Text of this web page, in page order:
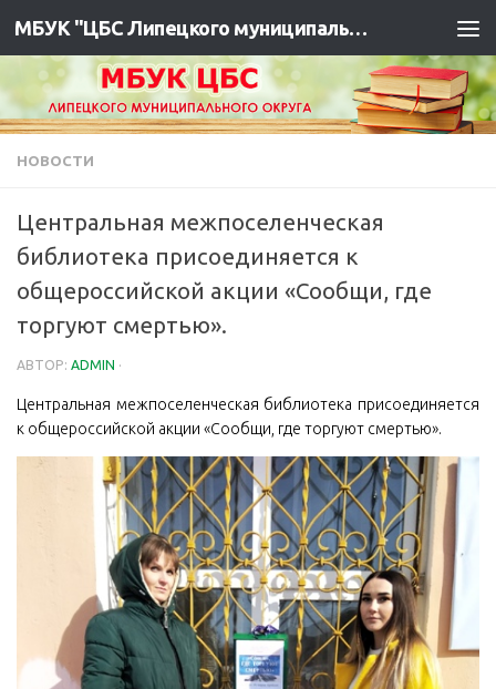
МБУК "ЦБС Липецкого муниципального района"
НОВОСТИ
Центральная межпоселенческая
библиотека присоединяется к
общероссийской акции «Сообщи, где
торгуют смертью».
АВТОР: ADMIN ·
Центральная межпоселенческая библиотека присоединяется
к общероссийской акции «Сообщи, где торгуют смертью».